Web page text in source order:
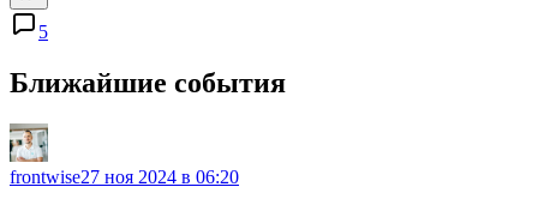
5
Ближайшие события
frontwise27 ноя 2024 в 06:20